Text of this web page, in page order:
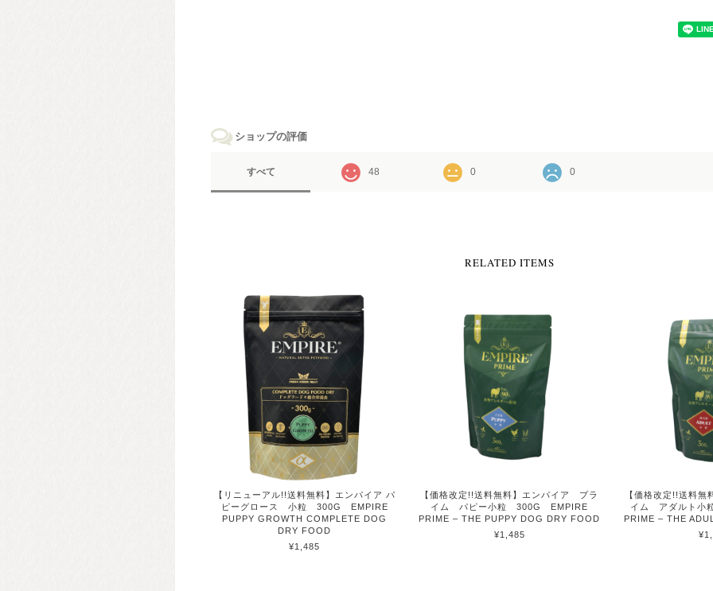
ショップの評価
すべて 48 0 0
RELATED ITEMS
【リニューアル!!送料無料】エンパイア パ
ピーグロース 小粒 300G EMPIRE
PUPPY GROWTH COMPLETE DOG
DRY FOOD
¥1,485
【価格改定!!送料無料】エンパイア プラ
イム パピー小粒 300G EMPIRE
PRIME – THE PUPPY DOG DRY FOOD
¥1,485
【価格改定!!送料
イム アダルト
PRIME – THE